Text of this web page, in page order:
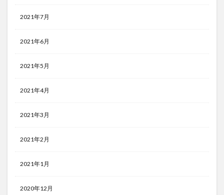
2021年7月
2021年6月
2021年5月
2021年4月
2021年3月
2021年2月
2021年1月
2020年12月